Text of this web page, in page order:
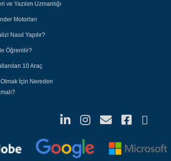
Yazılım Uzmanlığı
Motorları
Nasıl Yapılır?
Öğrenilir?
10 Araç
İçin Nereden